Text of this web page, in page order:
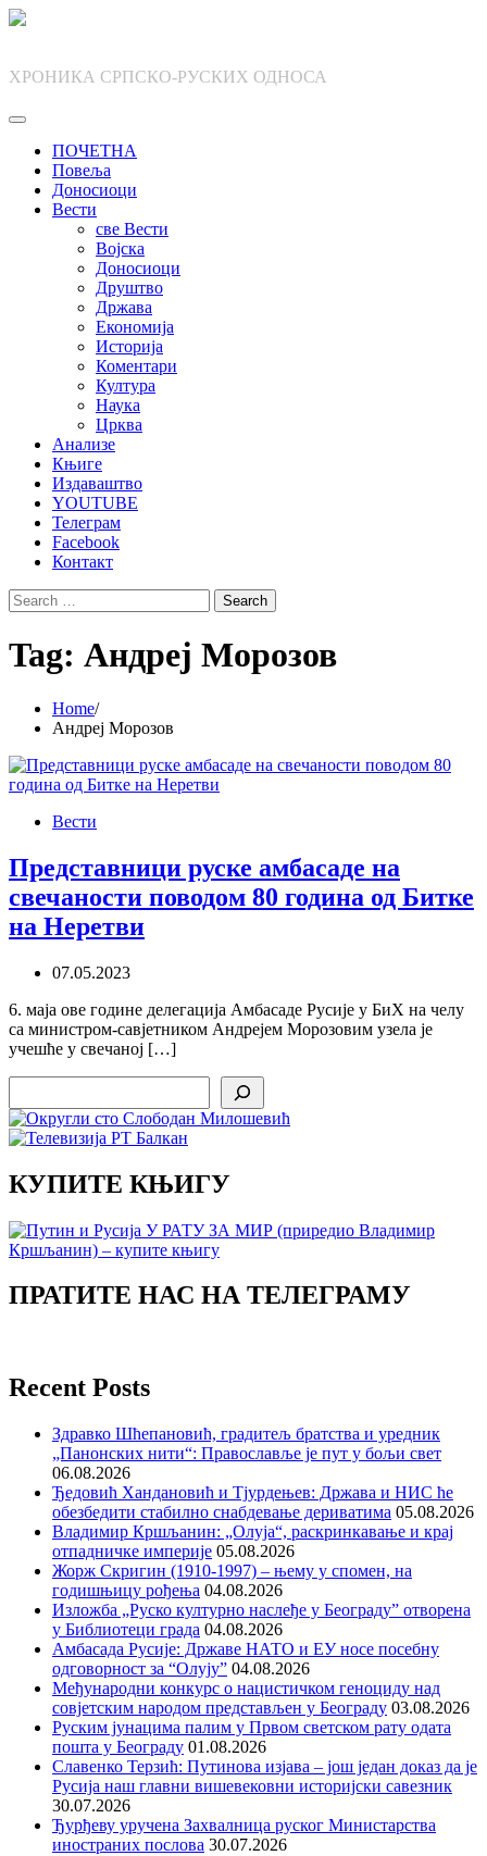
Skip
ХРОНИКА СРПСКО-РУСКИХ ОДНОСА
ПОЧЕТНА
Повеља
Доносиоци
Вести
све Вести
Војска
Доносиоци
Друштво
Држава
Економија
Историја
Коментари
Култура
Наука
Црква
Анализе
Књиге
Издаваштво
YOUTUBE
Телеграм
Facebook
Контакт
Search
for:
Tag: Андреј Морозов
Home
Андреј Морозов
Вести
Представници руске амбасаде на
свечаности поводом 80 година од Битке
на Неретви
07.05.2023
6. маја ове године делегација Амбасаде Русије у БиХ на челу
са министром-савјетником Андрејем Морозовим узела је
учешће у свечаној […]
КУПИТЕ КЊИГУ
ПРАТИТЕ НАС НА ТЕЛЕГРАМУ
Recent Posts
Здравко Шћепановић, градитељ братства и уредник
„Панонских нити“: Православље је пут у бољи свет
06.08.2026
Ђедовић Хандановић и Тјурдењев: Држава и НИС ће
обезбедити стабилно снабдевање дериватима 05.08.2026
Владимир Кршљанин: „Олуја“, раскринкавање и крај
отпадничке империје 05.08.2026
Жорж Скригин (1910-1997) – њему у спомен, на
годишњицу рођења 04.08.2026
Изложба „Руско културно наслеђе у Београду” отворена
у Библиотеци града 04.08.2026
Амбасада Русије: Државе НАТО и ЕУ носе посебну
одговорност за “Олују” 04.08.2026
Међународни конкурс о нацистичком геноциду над
совјетским народом представљен у Београду 03.08.2026
Руским јунацима палим у Првом светском рату одата
пошта у Београду 01.08.2026
Славенко Терзић: Путинова изјава – још један доказ да је
Русија наш главни вишевековни историјски савезник
30.07.2026
Ђурђеву уручена Захвалница руског Министарства
иностраних послова 30.07.2026